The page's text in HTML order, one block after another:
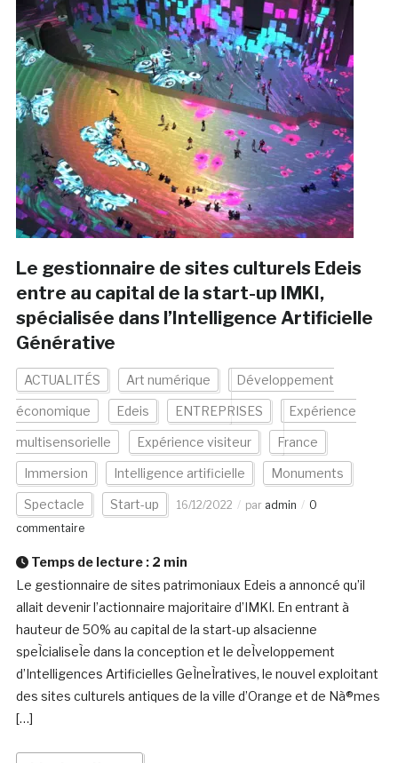
Le gestionnaire de sites culturels Edeis
entre au capital de la start-up IMKI,
spécialisée dans l’Intelligence Artificielle
Générative
ACTUALITÉS Art numérique Développement
économique Edeis ENTREPRISES Expérience
multisensorielle Expérience visiteur France
Immersion Intelligence artificielle Monuments
Spectacle Start-up 16/12/2022 par admin
0
commentaire
Temps de lecture : 2 min
Le gestionnaire de sites patrimoniaux Edeis a annoncé qu’il
allait devenir l’actionnaire majoritaire d’IMKI. En entrant à
hauteur de 50% au capital de la start-up alsacienne
speÌcialiseÌe dans la conception et le deÌveloppement
d’Intelligences Artificielles GeÌneÌratives, le nouvel exploitant
des sites culturels antiques de la ville d’Orange et de Nà®mes
[…]